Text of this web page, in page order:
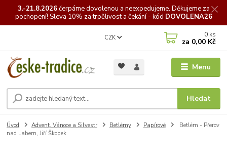
3.-21.8.2026čerpámedovolenou a neexpedujeme. Děkujeme za
pochopení! Sleva 10% za trpělivost a čekání - kód DOVOLENA26
Menu
CZK
Hledat
0 ks
za 0,00 Kč
Úvod Advent, Vánoce a Silvestr Betlémy Papírové
Betlém - Přerov
nad Labem, Jiří Škopek